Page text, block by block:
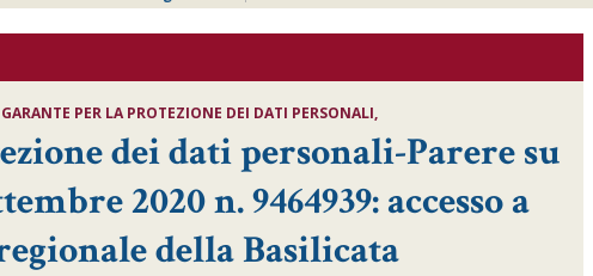
PER LA PROTEZIONE DEI DATI PERSONALI,
dei dati personali-Parere su
2020 n. 9464939: accesso a
della Basilicata